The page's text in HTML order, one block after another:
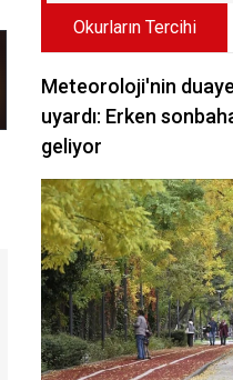
Okurların Tercihi
Meteoroloji'nin
uyardı: Erken
geliyor